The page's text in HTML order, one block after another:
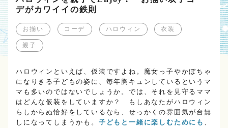
デがカワイイの鉄則
お揃い コーデ ハロウィン 衣装
親子
ハロウィンといえば、仮装ですよね。魔女っ子やかぼちゃ
になりきる子どもの姿に、毎年胸キュンしているというマ
マも多いのではないでしょうか。では、それを見守るママ
はどんな仮装をしていますか？ もしあなたがハロウィン
らしからぬ恰好をしているなら、せっかくの雰囲気が台無
しになってしまうかも。 子どもと一緒に楽しむためにも 、